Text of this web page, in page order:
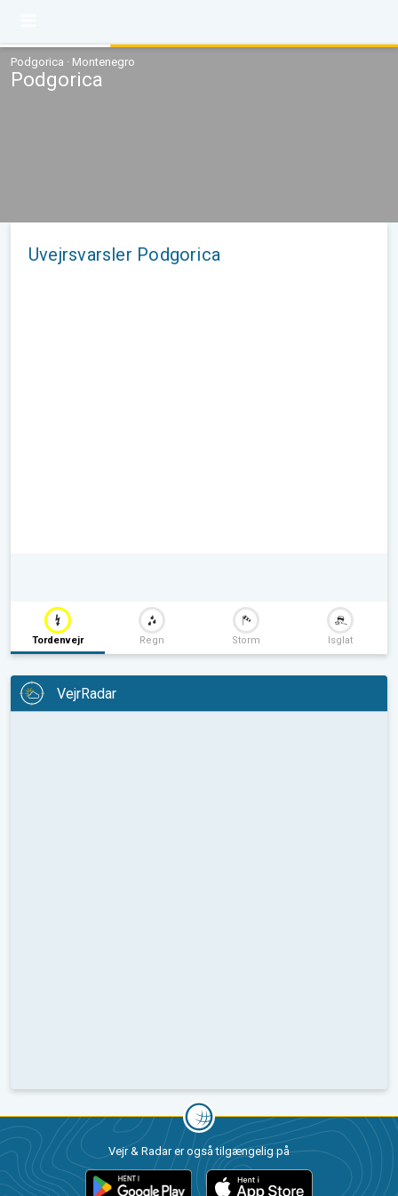
Podgorica · Montenegro
Podgorica
Uvejrsvarsler Podgorica
Tordenvejr Regn Storm Isglat
VejrRadar
Vejr & Radar er også tilgængelig på